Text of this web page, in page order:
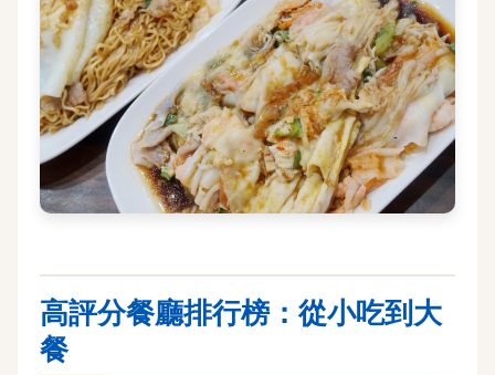
高評分餐廳排行榜：從小吃到大
餐